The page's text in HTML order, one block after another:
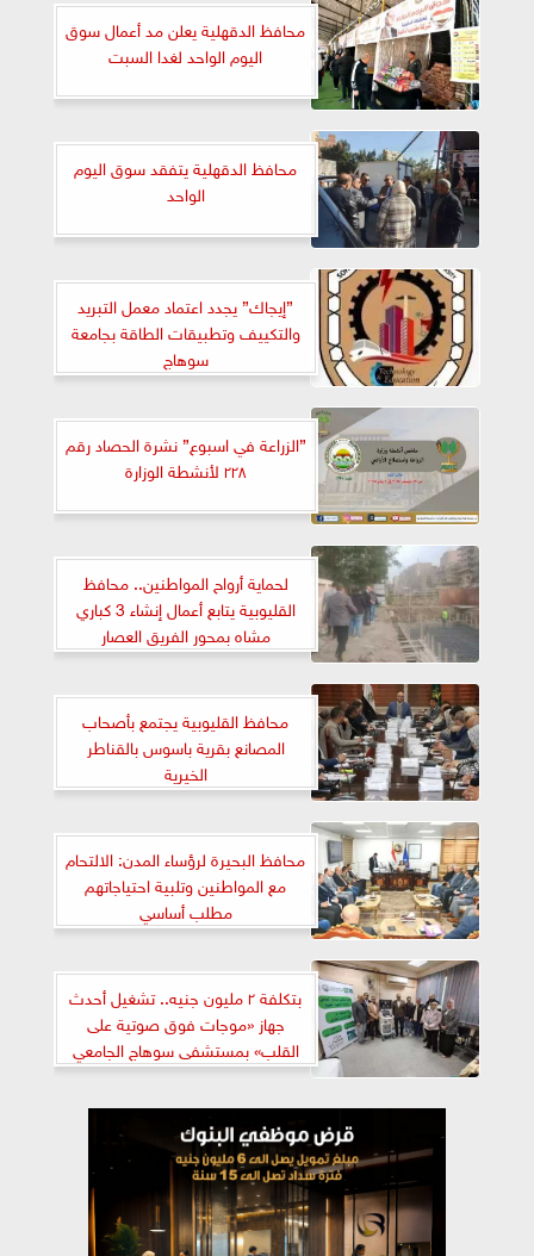
محافظ الدقهلية يعلن مد أعمال سوق
اليوم الواحد لغدا السبت
محافظ الدقهلية يتفقد سوق اليوم
الواحد
”إيجاك” يجدد اعتماد معمل التبريد
والتكييف وتطبيقات الطاقة بجامعة
سوهاج
”الزراعة في اسبوع” نشرة الحصاد رقم
٢٢٨ لأنشطة الوزارة
لحماية أرواح المواطنين.. محافظ
القليوبية يتابع أعمال إنشاء 3 كباري
مشاه بمحور الفريق العصار
محافظ القليوبية يجتمع بأصحاب
المصانع بقرية باسوس بالقناطر
الخيرية
محافظ البحيرة لرؤساء المدن: الالتحام
مع المواطنين وتلبية احتياجاتهم
مطلب أساسي
بتكلفة ٢ مليون جنيه.. تشغيل أحدث
جهاز «موجات فوق صوتية على
القلب» بمستشفى سوهاج الجامعي